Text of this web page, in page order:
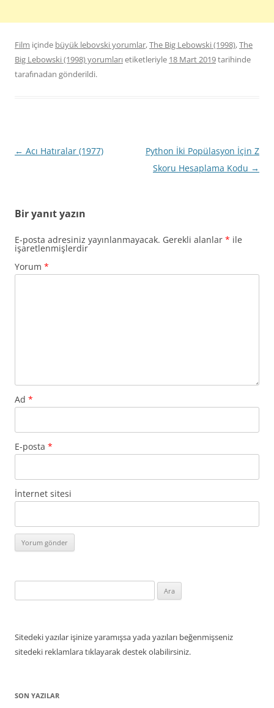
Film içinde büyük lebovski yorumlar,The Big Lebowski (1998),The
Big Lebowski (1998) yorumlarıetiketleriyle 18 Mart 2019tarihinde
tarafınadan gönderildi.
Yazı
← Acı Hatıralar (1977)
Python İki Popülasyon İçin Z
Skoru Hesaplama Kodu →
Bir yanıt yazın
E-posta adresiniz yayınlanmayacak. Gerekli alanlar * ile
işaretlenmişlerdir
Yorum *
Ad *
E-posta *
İnternet sitesi
Sitedeki yazılar işinize yaramışsa yada yazıları beğenmişseniz
sitedeki reklamlara tıklayarak destek olabilirsiniz.
SON YAZILAR